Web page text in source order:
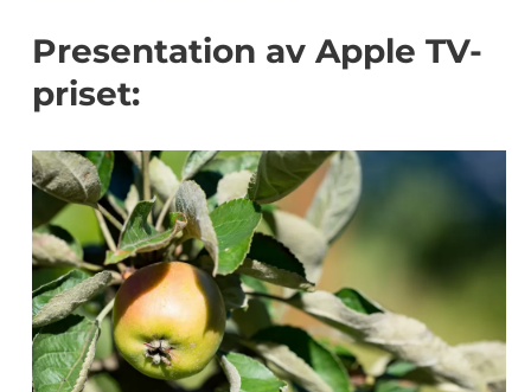
Presentation av Apple TV-
priset: